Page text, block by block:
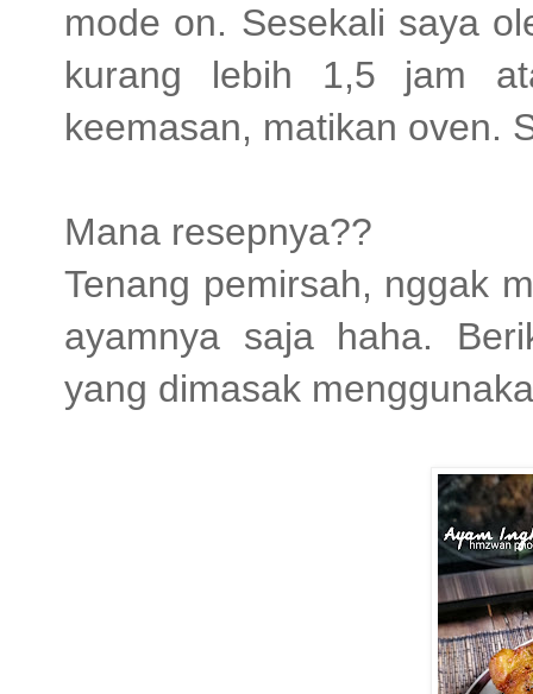
mode on. Sesekali saya
kurang lebih 1,5 jam
keemasan, matikan oven.
Mana resepnya??
Tenang pemirsah, nggak
ayamnya saja haha.
yang dimasak